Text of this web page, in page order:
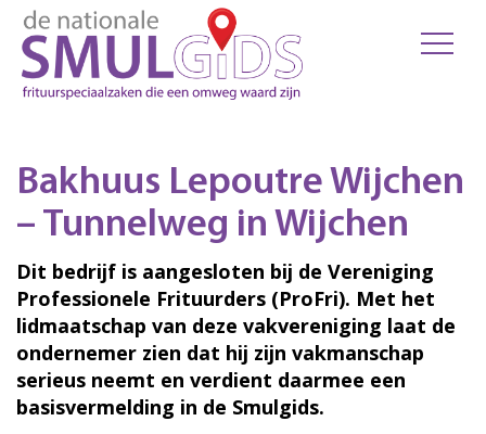
Bakhuus Lepoutre Wijchen
– Tunnelweg in Wijchen
Dit bedrijf is aangesloten bij de Vereniging
Professionele Frituurders (ProFri). Met het
lidmaatschap van deze vakvereniging laat de
ondernemer zien dat hij zijn vakmanschap
serieus neemt en verdient daarmee een
basisvermelding in de Smulgids.